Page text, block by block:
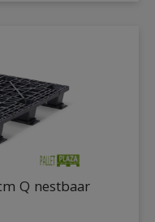
Q nestbaar